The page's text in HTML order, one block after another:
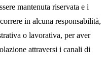
mantenuta riservata e i
in alcuna responsabilità,
o lavorativa, per aver
attraversi i canali di